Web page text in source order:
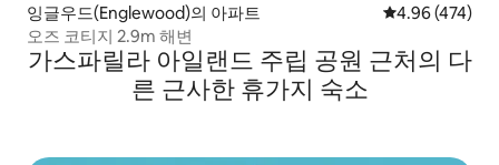
잉글우드(Englewood)의 아파트 평점 4.96점(5
4.96 (474)
오즈 코티지 2.9m 해변
가스파릴라 아일랜드 주립 공원 근처의 다
른 근사한 휴가지 숙소